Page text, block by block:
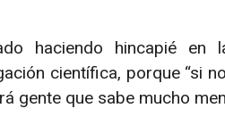
haciendo hincapié
científica, porque “si
gente que sabe mucho